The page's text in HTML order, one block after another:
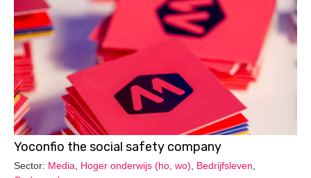
Yoconfio the social safety company
Sector: Media Hoger onderwijs (ho, wo) Bedrijfsleven